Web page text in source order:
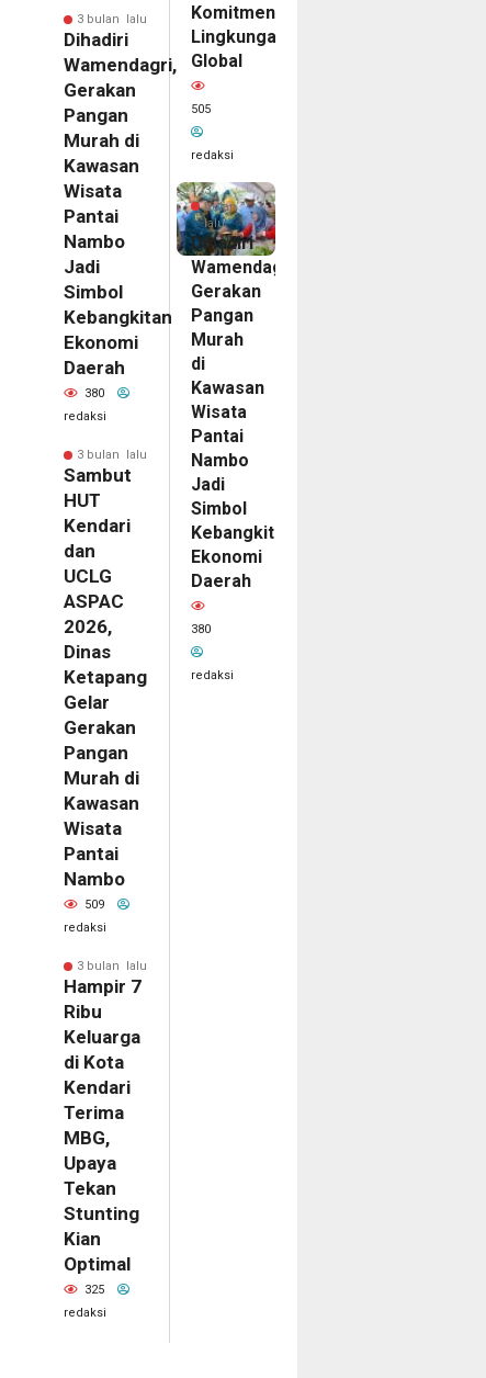
3 bulan lalu
Dihadiri
Wamendagri,
Gerakan
Pangan
Murah di
Kawasan
Wisata
Pantai
Nambo
Jadi
Simbol
Kebangkitan
Ekonomi
Daerah
380
redaksi
3 bulan lalu
Sambut
HUT
Kendari
dan
UCLG
ASPAC
2026,
Dinas
Ketapang
Gelar
Gerakan
Pangan
Murah di
Kawasan
Wisata
Pantai
Nambo
509
redaksi
3 bulan lalu
Hampir 7
Ribu
Keluarga
di Kota
Kendari
Terima
MBG,
Upaya
Tekan
Stunting
Kian
Optimal
325
redaksi
Komitmen
Lingkungan
Global
505
redaksi
3
bulan
lalu
Dihadiri
Wamendagri,
Gerakan
Pangan
Murah
di
Kawasan
Wisata
Pantai
Nambo
Jadi
Simbol
Kebangkitan
Ekonomi
Daerah
380
redaksi